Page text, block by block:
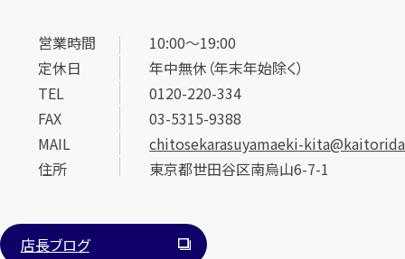
営業時間
10:00～19:00
定休日
年中無休（年末年始除く）
TEL
0120-220-334
FAX
03-5315-9388
MAIL
chitosekarasuyamaeki-
住所
東京都世田谷区南烏山6-7-1
店長ブログ